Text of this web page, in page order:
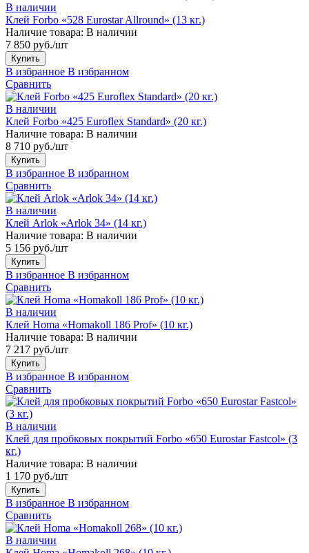
В наличии
Клей Forbo «528 Eurostar Allround» (13 кг.)
Наличие товара: В наличии
7 850 руб./шт
Купить
В избранное В избранном
Сравнить
В наличии
Клей Forbo «425 Euroflex Standard» (20 кг.)
Наличие товара: В наличии
8 710 руб./шт
Купить
В избранное В избранном
Сравнить
В наличии
Клей Arlok «Arlok 34» (14 кг.)
Наличие товара: В наличии
5 156 руб./шт
Купить
В избранное В избранном
Сравнить
В наличии
Клей Homa «Homakoll 186 Prof» (10 кг.)
Наличие товара: В наличии
7 217 руб./шт
Купить
В избранное В избранном
Сравнить
В наличии
Клей для пробковых покрытий Forbo «650 Eurostar Fastcol» (3
кг.)
Наличие товара: В наличии
1 170 руб./шт
Купить
В избранное В избранном
Сравнить
В наличии